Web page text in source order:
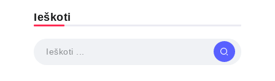
Ieškoti